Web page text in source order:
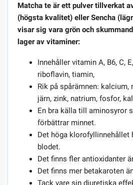
Matcha te är ett pulver tillverkat
(högsta kvalitet) eller Sencha
visar sig vara grön och
lager av vitaminer:
Innehåller vitamin A, B6, C,
riboflavin, tiamin,
Rik på spårämnen: kalcium,
järn, zink, natrium, fosfor,
En bra källa till aminosyror
förbättrar minnet.
Det höga klorofyllinnehållet
blodet.
Det finns fler antioxidanter
Det finns mer betakaroten
Tack vare sin diuretiska